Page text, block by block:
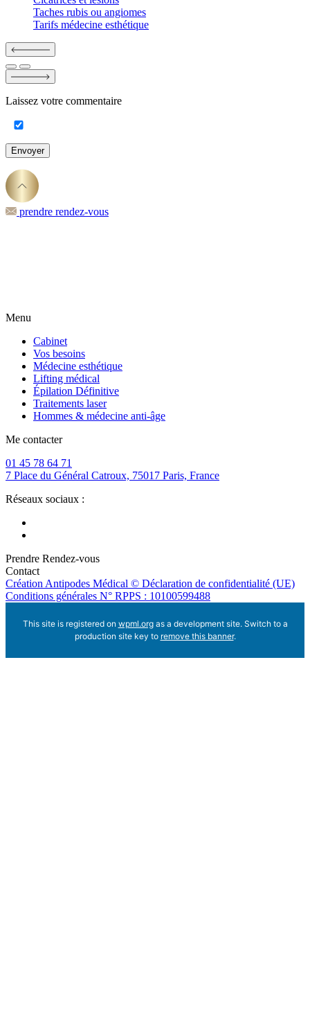
Taches rubis ou angiomes
Tarifs médecine esthétique
Laissez votre commentaire
Envoyer
prendre rendez-vous
Menu
Cabinet
Vos besoins
Médecine esthétique
Lifting médical
Épilation Définitive
Traitements laser
Hommes & médecine anti-âge
Me contacter
01 45 78 64 71
7 Place du Général Catroux, 75017 Paris, France
Réseaux sociaux :
Prendre Rendez-vous
Contact
Création Antipodes Médical © Déclaration de confidentialité (UE)
Conditions générales N° RPPS : 10100599488
This site is registered on wpml.orgas a development site. Switch to a
production site key to remove this banner.